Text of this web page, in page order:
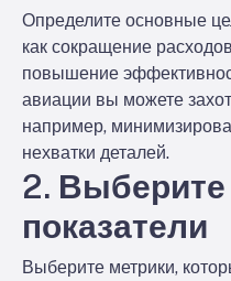
Определите основные
как сокращение
повышение
авиации вы можете
например,
нехватки деталей.
2.
показатели
Выберите метрики,